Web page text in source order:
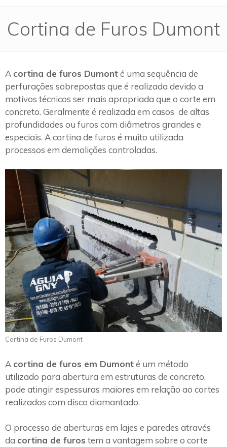
Cortina de Furos Dumont
A cortina de furos Dumonté uma sequência de
perfurações sobrepostas que é realizada devido a
motivos técnicos ser mais apropriada que o corte em
concreto. Geralmente é realizada em casos de altas
profundidades ou furos com diâmetros grandes e
especiais. A cortina de furos é muito utilizada
processos em demolições controladas.
Cortina de Furos Dumont
A cortina de furos em Dumonté um método
utilizado para abertura em estruturas de concreto,
pode atingir espessuras maiores em relação ao cortes
realizados com disco diamantado.
O processo de aberturas em lajes e paredes através
da cortina de furos tem a vantagem sobre o corte